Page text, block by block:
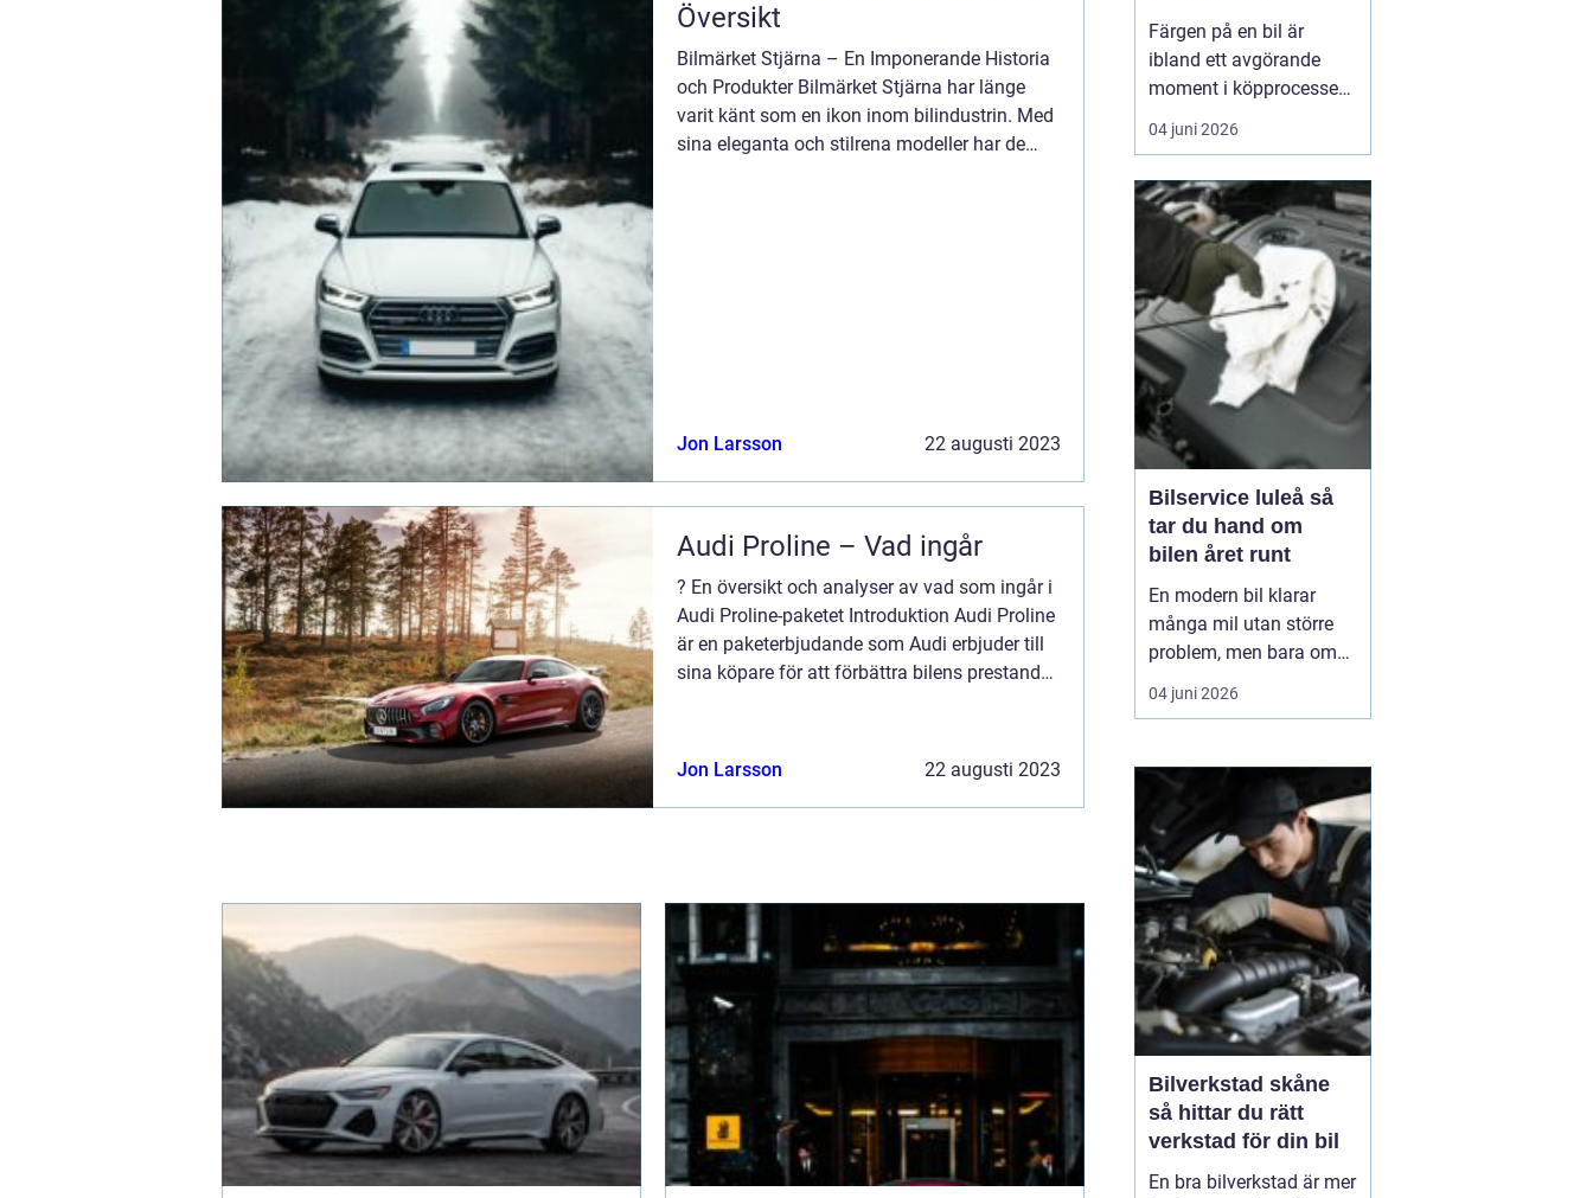
Översikt
Bilmärket Stjärna – En Imponerande Historia
och Produkter Bilmärket Stjärna har länge
varit känt som en ikon inom bilindustrin. Med
sina eleganta och stilrena modeller har de
Jon Larsson 22 augusti 2023
Audi Proline – Vad ingår
? En översikt och analyser av vad som ingår i
Audi Proline-paketet Introduktion Audi Proline
är en paketerbjudande som Audi erbjuder till
sina köpare för att förbättra bilens prestanda,
Jon Larsson
22 augusti 2023
Färgen på en bil är
ibland ett avgörande
moment i köpprocessen,
men det handlar om mer
än bara estetik. Bilfärg
vetenskap och konst,
med en lång historia där
varje kulör b&...
04 juni 2026
Bilservice luleå så
tar du hand om
bilen året runt
En modern bil klarar
många mil utan större
problem, men bara om
service och underhåll
sköts i tid. I ett klimat
kalla vintrar, saltade
vägar och snabba
skiftningar i temperatur,
ställs bilen inför extra
hårda påfrestningar.
Därfö...
04 juni 2026
Bilverkstad skåne
så hittar du rätt
verkstad för din bil
En bra bilverkstad är mer